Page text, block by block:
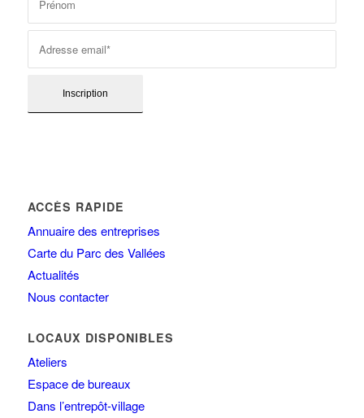
ACCÈS RAPIDE
Annuaire des entreprises
Carte du Parc des Vallées
Actualités
Nous contacter
LOCAUX DISPONIBLES
Ateliers
Espace de bureaux
Dans l’entrepôt-village